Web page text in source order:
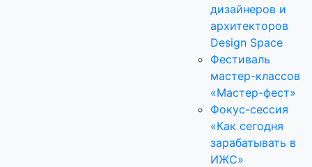
дизайнеров и
архитекторов
Design Space
Фестиваль
мастер-классов
«Мастер-фест»
Фокус-сессия
«Как сегодня
зарабатывать в
ИЖС»